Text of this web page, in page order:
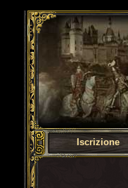
Iscrizione